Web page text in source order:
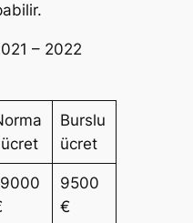
– 2022
Burslu
ücret
9500
€